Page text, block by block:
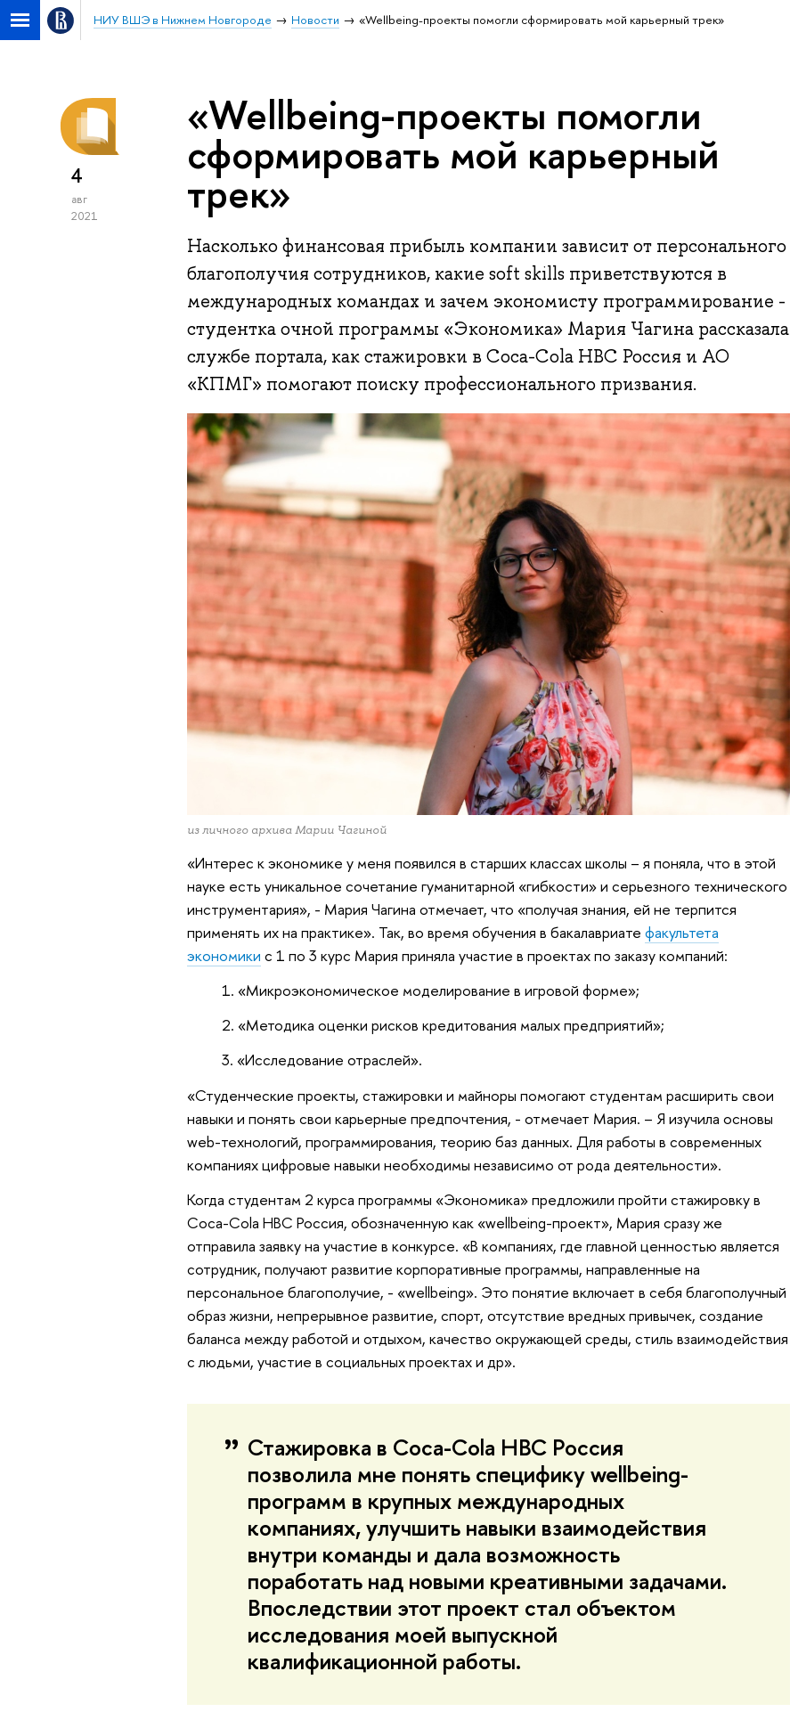
НИУ ВШЭ в Нижнем Новгороде Новости «Wellbeing-проекты помогли сформировать мой карьерный трек»
4
авг
2021
«Wellbeing-проекты помогли
сформировать мой карьерный
трек»
Насколько финансовая прибыль компании зависит от персонального
благополучия сотрудников, какие soft skills приветствуются в
международных командах и зачем экономисту программирование -
студентка очной программы «Экономика» Мария Чагина рассказала
службе портала, как стажировки в Coca-Cola HBC Россия и АО
«КПМГ» помогают поиску профессионального призвания.
из личного архива Марии Чагиной
«Интерес к экономике у меня появился в старших классах школы – я поняла, что в этой
науке есть уникальное сочетание гуманитарной «гибкости» и серьезного технического
инструментария», - Мария Чагина отмечает, что «получая знания, ей не терпится
применять их на практике». Так, во время обучения в бакалавриате факультета
экономики с 1 по 3 курс Мария приняла участие в проектах по заказу компаний:
«Микроэкономическое моделирование в игровой форме»;
«Методика оценки рисков кредитования малых предприятий»;
«Исследование отраслей».
«Студенческие проекты, стажировки и майноры помогают студентам расширить свои
навыки и понять свои карьерные предпочтения, - отмечает Мария. – Я изучила основы
web-технологий, программирования, теорию баз данных. Для работы в современных
компаниях цифровые навыки необходимы независимо от рода деятельности».
Когда студентам 2 курса программы «Экономика» предложили пройти стажировку в
Coca-Cola HBC Россия, обозначенную как «wellbeing-проект», Мария сразу же
отправила заявку на участие в конкурсе. «В компаниях, где главной ценностью является
сотрудник, получают развитие корпоративные программы, направленные на
персональное благополучие, - «wellbeing». Это понятие включает в себя благополучный
образ жизни, непрерывное развитие, спорт, отсутствие вредных привычек, создание
баланса между работой и отдыхом, качество окружающей среды, стиль взаимодействия
с людьми, участие в социальных проектах и др».
Стажировка в Coca-Cola HBC Россия
позволила мне понять специфику wellbeing-
программ в крупных международных
компаниях, улучшить навыки взаимодействия
внутри команды и дала возможность
поработать над новыми креативными задачами.
Впоследствии этот проект стал объектом
исследования моей выпускной
квалификационной работы.